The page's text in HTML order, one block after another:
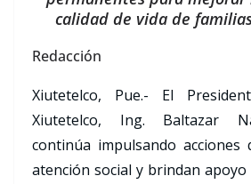
calidad de vida de
Redacción
Xiutetelco, Pue.- El
Xiutetelco, Ing. Baltazar
continúa impulsando acciones
atención social y brindan